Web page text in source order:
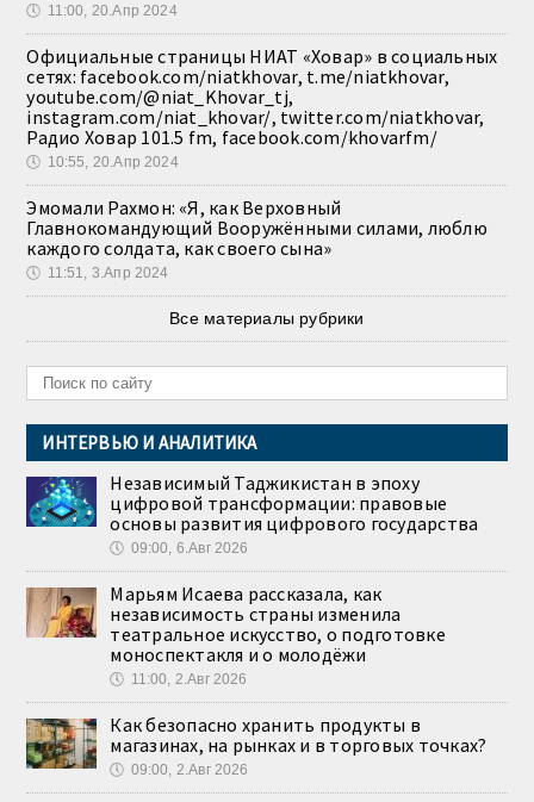
🕔 11:00, 20.Апр 2024
Официальные страницы НИАТ «Ховар» в социальных
сетях: facebook.com/niatkhovar, t.me/niatkhovar,
youtube.com/@niat_Khovar_tj,
instagram.com/niat_khovar/, twitter.com/niatkhovar,
Радио Ховар 101.5 fm, facebook.com/khovarfm/
🕔 10:55, 20.Апр 2024
Эмомали Рахмон: «Я, как Верховный
Главнокомандующий Вооружёнными силами, люблю
каждого солдата, как своего сына»
🕔 11:51, 3.Апр 2024
Все материалы рубрики
ИНТЕРВЬЮ И АНАЛИТИКА
Независимый Таджикистан в эпоху
цифровой трансформации: правовые
основы развития цифрового государства
🕔 09:00, 6.Авг 2026
Марьям Исаева рассказала, как
независимость страны изменила
театральное искусство, о подготовке
моноспектакля и о молодёжи
🕔 11:00, 2.Авг 2026
Как безопасно хранить продукты в
магазинах, на рынках и в торговых точках?
🕔 09:00, 2.Авг 2026